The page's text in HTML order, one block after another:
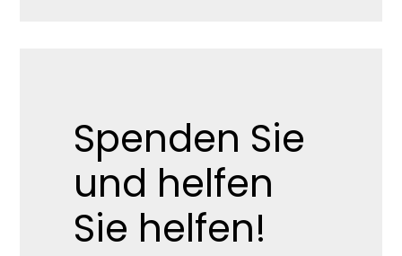
Spenden Sie
und helfen
Sie helfen!